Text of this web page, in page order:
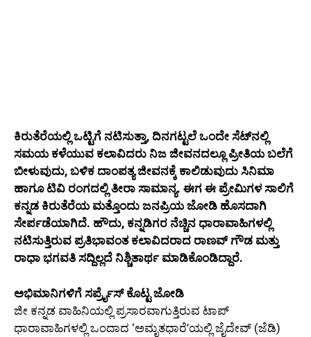
ಕಿರುತೆರೆಯಲ್ಲಿ ಒಟ್ಟಿಗೆ ನಟಿಸುತ್ತಾ, ದಿನಗಟ್ಟಲೆ ಒಂದೇ ಸೆಟ್‌ನಲ್ಲಿ
ಸಮಯ ಕಳೆಯುವ ಕಲಾವಿದರು ನಿಜ ಜೀವನದಲ್ಲೂ ಪ್ರೀತಿಯ ಬಲೆಗೆ
ಬೀಳುವುದು, ಬಳಿಕ ದಾಂಪತ್ಯ ಜೀವನಕ್ಕೆ ಕಾಲಿಡುವುದು ಸಿನಿಮಾ
ಹಾಗೂ ಟಿವಿ ರಂಗದಲ್ಲಿ ತೀರಾ ಸಾಮಾನ್ಯ. ಈಗ ಈ ಪ್ರೇಮಿಗಳ ಸಾಲಿಗೆ
ಕನ್ನಡ ಕಿರುತೆರೆಯ ಮತ್ತೊಂದು ಜನಪ್ರಿಯ ಜೋಡಿ ಹೊಸದಾಗಿ
ಸೇರ್ಪಡೆಯಾಗಿದೆ. ಹೌದು, ಕನ್ನಡಿಗರ ನೆಚ್ಚಿನ ಧಾರಾವಾಹಿಗಳಲ್ಲಿ
ನಟಿಸುತ್ತಿರುವ ಪ್ರತಿಭಾವಂತ ಕಲಾವಿದರಾದ ರಾಣವ್ ಗೌಡ ಮತ್ತು
ರಾಧಾ ಭಗವತಿ ಸದ್ದಿಲ್ಲದೆ ನಿಶ್ಚಿತಾರ್ಥ ಮಾಡಿಕೊಂಡಿದ್ದಾರೆ.
ಅಭಿಮಾನಿಗಳಿಗೆ ಸರ್ಪ್ರೈಸ್ ಕೊಟ್ಟ ಜೋಡಿ
ಜೀ ಕನ್ನಡ ವಾಹಿನಿಯಲ್ಲಿ ಪ್ರಸಾರವಾಗುತ್ತಿರುವ ಟಾಪ್
ಧಾರಾವಾಹಿಗಳಲ್ಲಿ ಒಂದಾದ ‘ಅಮೃತಧಾರೆ’ಯಲ್ಲಿ ಜೈದೇವ್ (ಜೆಡಿ)